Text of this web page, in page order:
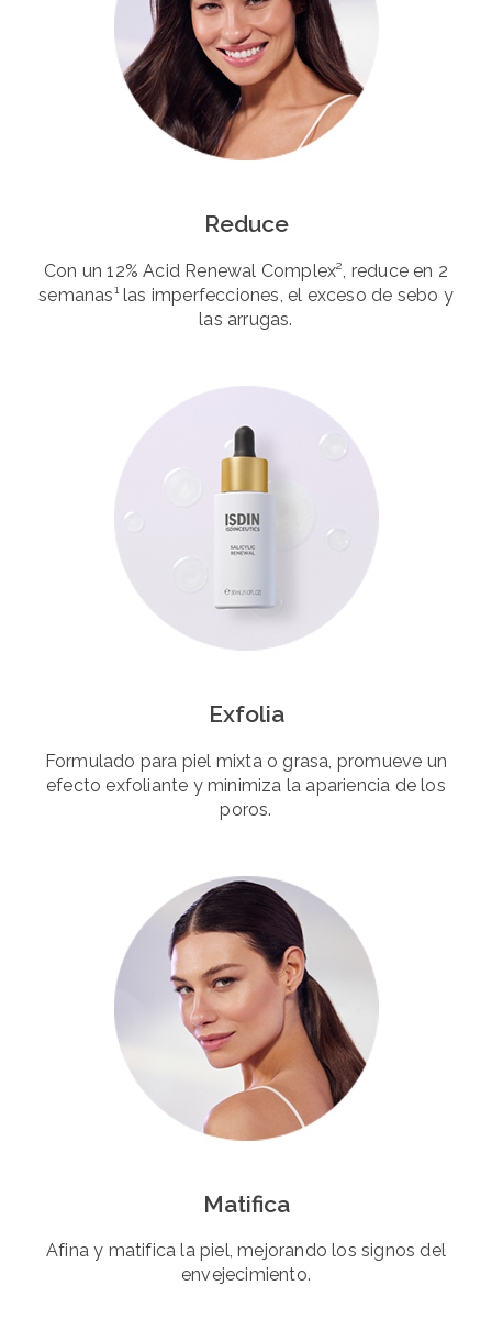
Reduce
Con un 12% Acid Renewal Complex², reduce en 2
semanas¹ las imperfecciones, el exceso de sebo y
las arrugas.
Exfolia
Formulado para piel mixta o grasa, promueve un
efecto exfoliante y minimiza la apariencia de los
poros.
Matifica
Afina y matifica la piel, mejorando los signos del
envejecimiento.